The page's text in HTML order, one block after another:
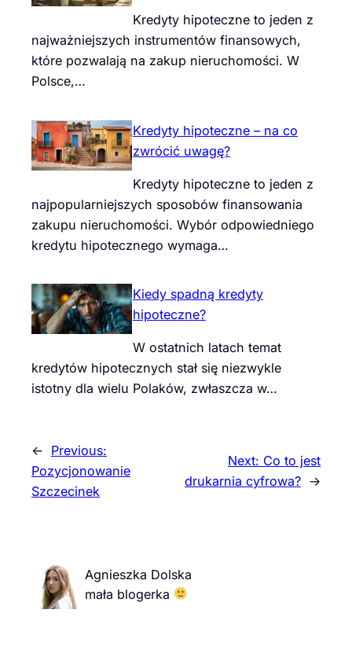
Kredyty hipoteczne to jeden z
najważniejszych instrumentów finansowych,
które pozwalają na zakup nieruchomości. W
Polsce,…
Kredyty hipoteczne – na co
zwrócić uwagę?
Kredyty hipoteczne to jeden z
najpopularniejszych sposobów finansowania
zakupu nieruchomości. Wybór odpowiedniego
kredytu hipotecznego wymaga…
Kiedy spadną kredyty
hipoteczne?
W ostatnich latach temat
kredytów hipotecznych stał się niezwykle
istotny dla wielu Polaków, zwłaszcza w…
← Previous:
Pozycjonowanie
Szczecinek
Next: Co to jest
drukarnia cyfrowa? →
Agnieszka Dolska
mała blogerka